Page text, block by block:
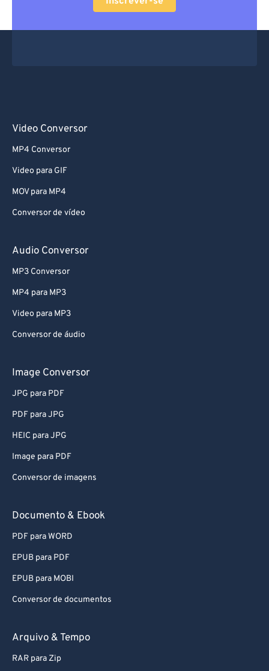
Video Conversor
MP4 Conversor
Video para GIF
MOV para MP4
Conversor de vídeo
Audio Conversor
MP3 Conversor
MP4 para MP3
Video para MP3
Conversor de áudio
Image Conversor
JPG para PDF
PDF para JPG
HEIC para JPG
Image para PDF
Conversor de imagens
Documento & Ebook
PDF para WORD
EPUB para PDF
EPUB para MOBI
Conversor de documentos
Arquivo & Tempo
RAR para Zip